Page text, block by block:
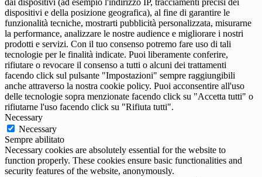
dispositivi e della posizione geografica), al fine di garantire le
funzionalità tecniche, mostrarti pubblicità personalizzata, misurarne
la performance, analizzare le nostre audience e migliorare i nostri
prodotti e servizi. Con il tuo consenso potremo fare uso di tali
tecnologie per le finalità indicate. Puoi liberamente conferire,
rifiutare o revocare il consenso a tutti o alcuni dei trattamenti
facendo click sul pulsante "Impostazioni" sempre raggiungibili
anche attraverso la nostra cookie policy. Puoi acconsentire all'uso
delle tecnologie sopra menzionate facendo click su "Accetta tutti" o
rifiutarne l'uso facendo click su "Rifiuta tutti".
Necessary
Necessary
Sempre abilitato
Necessary cookies are absolutely essential for the website to
function properly. These cookies ensure basic functionalities and
security features of the website, anonymously.